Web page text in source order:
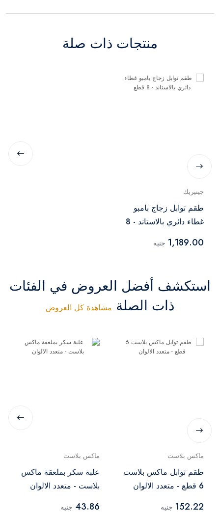
منتجات ذات صلة
جينيريك
طقم توابل زجاج بامبو
غطاء دائري بالاستاند - 8
1,189.00 جنيه
استكشف أفضل العروض في الفئات
ذات الصلة مشاهدة كل العروض
ماكس بلاست
طقم توابل ماكس بلاست
6 قطع - متعدد الالوان
152.22 جنيه
ماكس بلاست
علبة سكر بملعقة ماكس
بلاست - متعدد الالوان
43.86 جنيه